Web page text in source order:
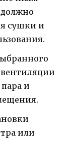
сушки и
вентиляции
и
или